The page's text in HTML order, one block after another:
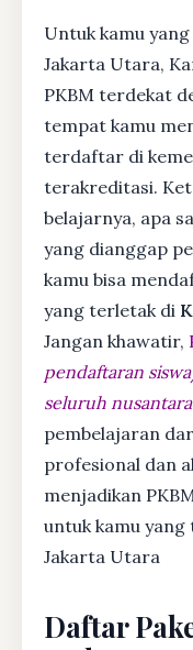
Untuk kamu
Jakarta Utara,
PKBM terdekat
tempat kamu
terdaftar di
terakreditasi.
belajarnya, apa
yang dianggap
kamu bisa
yang terletak di
Jangan khawatir,
pendaftaran
seluruh
pembelajaran
profesional dan
menjadikan
untuk kamu yang
Jakarta Utara
Daftar